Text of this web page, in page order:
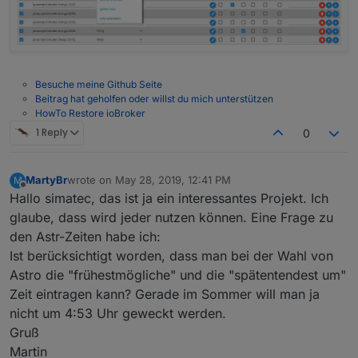
Button um die individuellen Setups zu öffnen
Astrozeiten[sunrise/golden hour]) mit Offset
+/-
** spätester Verdunklungsbeginn
Beschattungsbedingungen
** ID des Sensors (welcher such immer)
** Wert der überschritten werden muss
(Number) egal ob °C, irgendeine Helligkeit je
unterschritten werden muss
** ggf. ID eines Temp-Sensors innen
** ggf. mindeste Raumtemperatur (darunter
würde die Fremdeinstrahlung als
Heizungsunterstützung Geld sparen)
** ggf. Checkbox ob die Himmelsrichtung
berücksichtigt werden soll (Beschattung nur bei
Sonnenstand +/-80° Azimut)
Weiter "Störfaktoren"
** ID eines Fenster/Türsensors
Rollladensteuerung richten soll.
Ich hoffe das reicht erst einmal
Besuche meine Github Seite
Beitrag hat geholfen oder willst du mich unterstützen
HowTo Restore ioBroker
1 Reply 0
M
Offline
MartyBrwrote on May 28, 2019, 12:41 PM
last edited by
Hallo simatec, das ist ja ein interessantes Projekt. Ich
glaube, dass wird jeder nutzen können. Eine Frage zu
den Astr-Zeiten habe ich:
Ist berücksichtigt worden, dass man bei der Wahl von
Astro die "frühestmögliche" und die "spätentendest um"
Zeit eintragen kann? Gerade im Sommer will man ja
nicht um 4:53 Uhr geweckt werden.
Gruß
Martin